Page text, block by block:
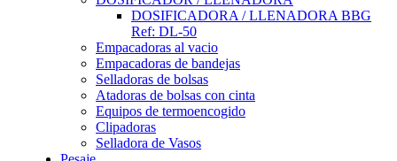
DOSIFICADORA / LLENADORA BBG
Ref: DL-50
Empacadoras al vacio
Empacadoras de bandejas
Selladoras de bolsas
Atadoras de bolsas con cinta
Equipos de termoencogido
Clipadoras
Selladora de Vasos